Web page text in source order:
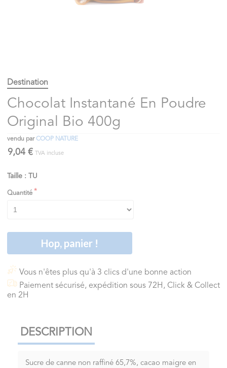
Destination
Chocolat Instantané En Poudre
Original Bio 400g
vendu parCOOP NATURE
9,04 € TVA incluse
Taille : TU
Quantité
Hop, panier !
Vous n'êtes plus qu'à 3 clics d'une bonne action
Paiement sécurisé, expédition sous 72H, Click & Collect
en 2H
DESCRIPTION
Sucre de canne non raffiné 65,7%, cacao maigre en